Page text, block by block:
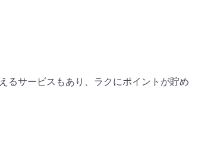
るサービスもあり、ラクにポイントが貯め